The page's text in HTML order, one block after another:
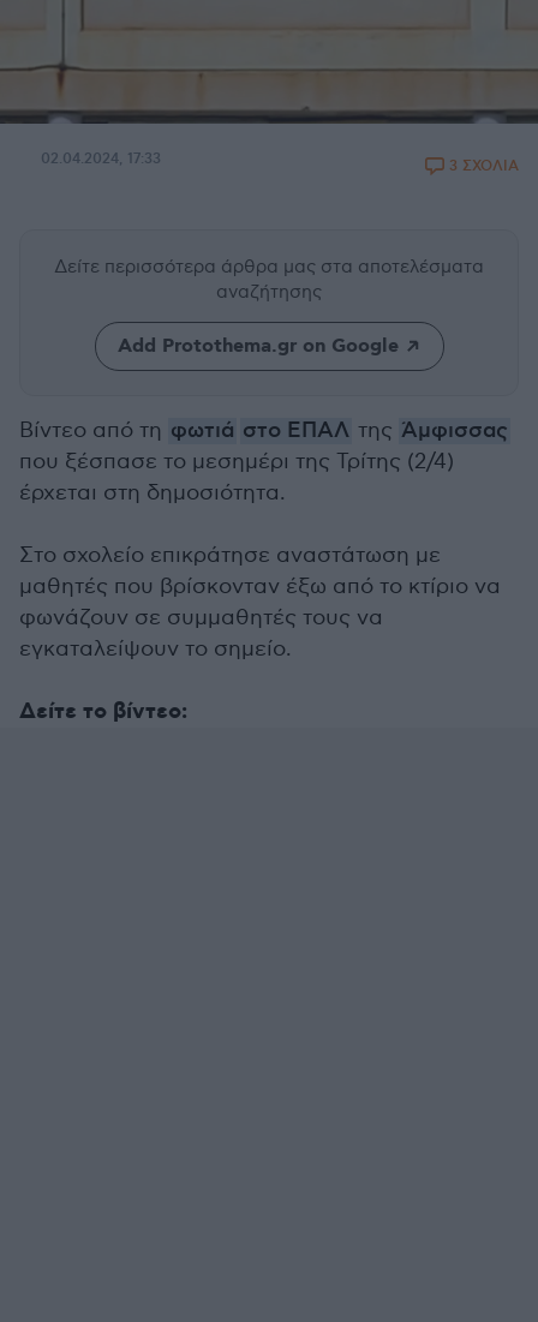
02.04.2024, 17:33 3 ΣΧΟΛΙΑ
Δείτε περισσότερα άρθρα μας στα αποτελέσματα
αναζήτησης
Add Protothema.gr on Google
Βίντεο από τη φωτιά στο ΕΠΑΛ της Άμφισσας
που ξέσπασε το μεσημέρι της Τρίτης (2/4)
έρχεται στη δημοσιότητα.
Στο σχολείο επικράτησε αναστάτωση με
μαθητές που βρίσκονταν έξω από το κτίριο να
φωνάζουν σε συμμαθητές τους να
εγκαταλείψουν το σημείο.
Δείτε το βίντεο: